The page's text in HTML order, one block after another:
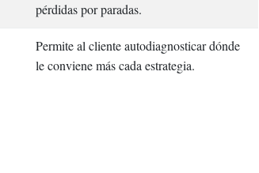
pérdidas por paradas.
Permite al cliente autodiagnosticar dónde
le conviene más cada estrategia.